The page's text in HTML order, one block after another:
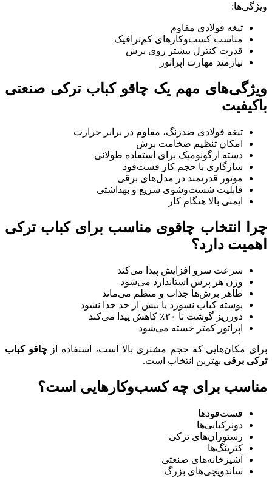
ویژگی‌ها:
تیغه فولادی مقاوم
مناسب کسب‌وکارهای کم‌ترافیک
قدرت کنترل بیشتر روی برش
نیازمند مهارت اپراتور
ویژگی‌های مهم یک چاقو کباب ترکی صنعتی
باکیفیت
تیغه فولادی ضدزنگ، مقاوم در برابر حرارت
امکان تنظیم ضخامت برش
دسته ارگونومیک برای استفاده طولانی
سازگاری با حجم کار فست‌فود
موتور قدرتمند در مدل‌های برقی
قابلیت شست‌وشوی سریع و بهداشتی
ایمنی بالا هنگام کار
چرا انتخاب چاقوی مناسب برای کباب ترکی
اهمیت دارد؟
سرعت سرو افزایش پیدا می‌کند
وزن هر پرس استاندارد می‌شود
ظاهر برش‌ها جذاب و منظم می‌ماند
پوسته کباب نسوزد یا بیش از حد جدا نشود
دورریز گوشت تا ۳۰٪ کاهش پیدا می‌کند
اپراتور کمتر خسته می‌شود
برای مکان‌هایی که حجم مشتری بالا است، استفاده ازچاقو کباب
ترکی برقی بهترین انتخاب است.
مناسب برای چه کسب‌وکارهایی است؟
فست‌فودها
دونرکبابی‌ها
رستوران‌های ترکی
کترینگ‌ها
آشپزخانه‌های صنعتی
ساندویچی‌های بزرگ